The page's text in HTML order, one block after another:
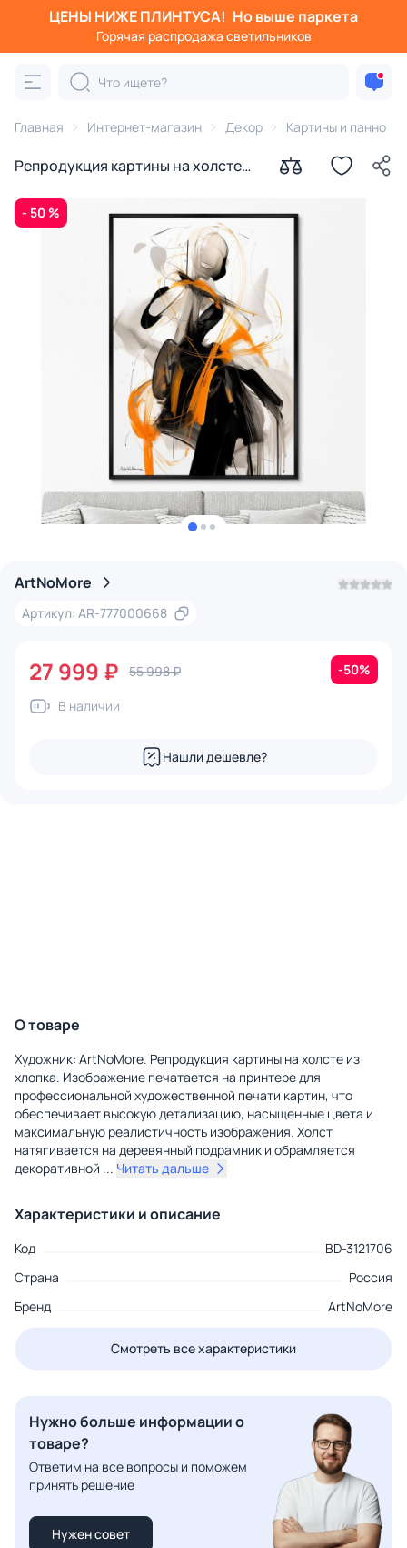
ЦЕНЫ НИЖЕ ПЛИНТУСА! Но выше паркета
Горячая распродажа светильников
Главная Интернет-магазин Декор Картины и панно
Репродукция картины на холсте
- 50 %
ArtNoMore
Артикул: AR-777000668
27 999 ₽ 55 998 ₽ -50%
В наличии
Нашли дешевле?
О товаре
Художник: ArtNoMore. Репродукция картины на холсте из
хлопка. Изображение печатается на принтере для
профессиональной художественной печати картин, что
обеспечивает высокую детализацию, насыщенные цвета и
максимальную реалистичность изображения. Холст
натягивается на деревянный подрамник и обрамляется
декоративной ... Читать дальше
Характеристики и описание
Код
BD-3121706
Страна
Россия
Бренд
ArtNoMore
Смотреть все характеристики
Нужно больше информации о
товаре?
Ответим на все вопросы и поможем
принять решение
Нужен совет